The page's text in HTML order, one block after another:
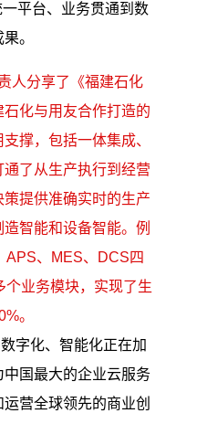
平台、业务贯通到数
。
人分享了《福建石化
化与用友合作打造的
撑，包括一体集成、
了从生产执行到经营
提供准确实时的生产
智能和设备智能。例
APS、MES、DCS四
业务模块，实现了生
。
字化、智能化正在加
国最大的企业云服务
营全球领先的商业创